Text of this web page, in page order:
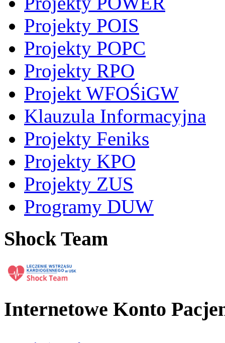
Projekty POIS
Projekty POPC
Projekty RPO
Projekt WFOŚiGW
Klauzula Informacyjna
Projekty Feniks
Projekty KPO
Projekty ZUS
Programy DUW
Shock Team
Internetowe Konto